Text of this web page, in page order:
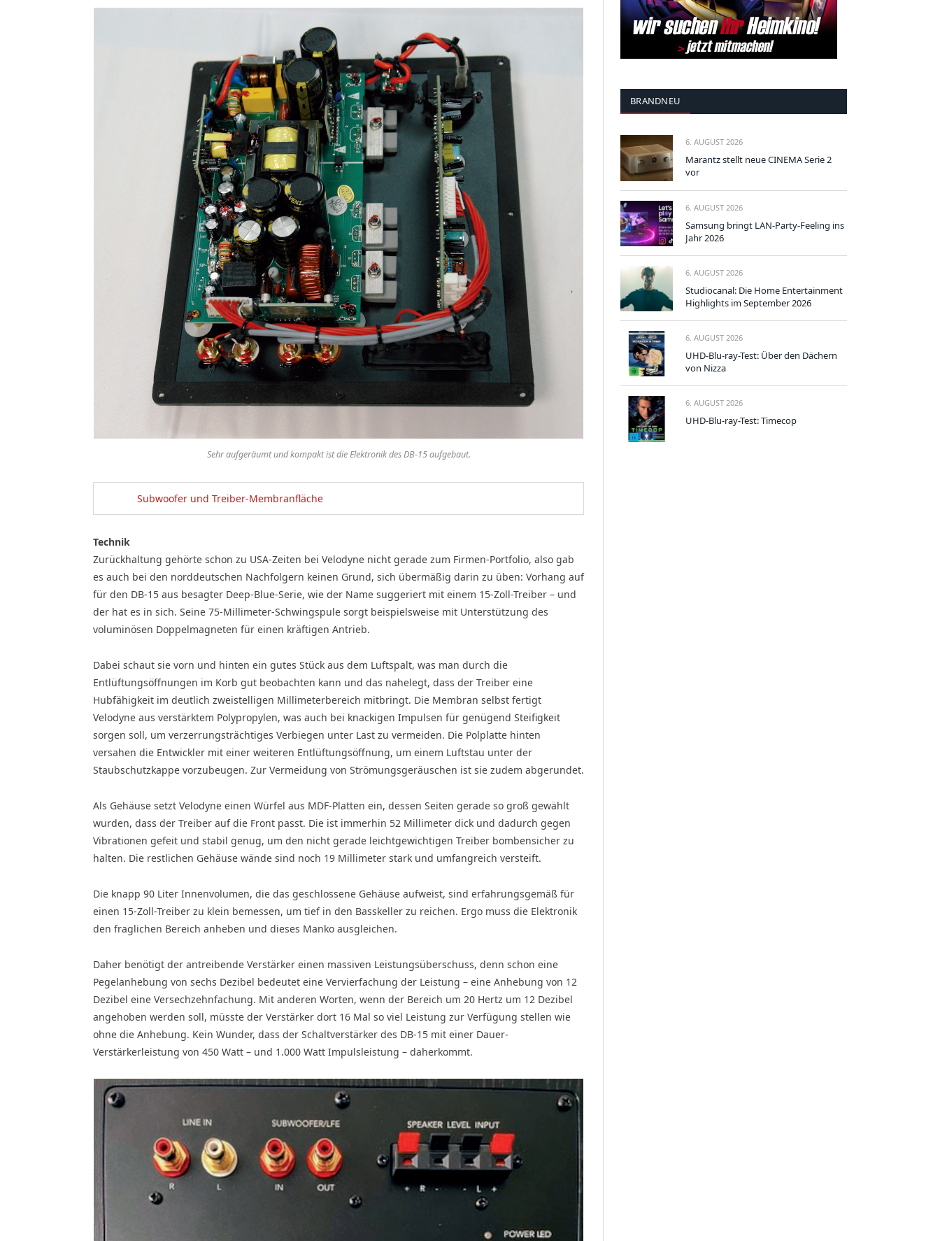
Sehr aufgeräumt und kompakt ist die Elektronik des DB-15 aufgebaut.
Subwoofer und Treiber-Membranfläche
Technik
Zurückhaltung gehörte schon zu USA-Zeiten bei Velodyne nicht gerade zum Firmen-Portfolio, also gab
es auch bei den norddeutschen Nachfolgern keinen Grund, sich übermäßig darin zu üben: Vorhang auf
für den DB-15 aus besagter Deep-Blue-Serie, wie der Name suggeriert mit einem 15-Zoll-Treiber – und
der hat es in sich. Seine 75-Millimeter-Schwingspule sorgt beispielsweise mit Unterstützung des
voluminösen Doppelmagneten für einen kräftigen Antrieb.
Dabei schaut sie vorn und hinten ein gutes Stück aus dem Luftspalt, was man durch die
Entlüftungsöffnungen im Korb gut beobachten kann und das nahelegt, dass der Treiber eine
Hubfähigkeit im deutlich zweistelligen Millimeterbereich mitbringt. Die Membran selbst fertigt
Velodyne aus verstärktem Polypropylen, was auch bei knackigen Impulsen für genügend Steifigkeit
sorgen soll, um verzerrungsträchtiges Verbiegen unter Last zu vermeiden. Die Polplatte hinten
versahen die Entwickler mit einer weiteren Entlüftungsöffnung, um einem Luftstau unter der
Staubschutzkappe vorzubeugen. Zur Vermeidung von Strömungsgeräuschen ist sie zudem abgerundet.
Als Gehäuse setzt Velodyne einen Würfel aus MDF-Platten ein, dessen Seiten gerade so groß gewählt
wurden, dass der Treiber auf die Front passt. Die ist immerhin 52 Millimeter dick und dadurch gegen
Vibrationen gefeit und stabil genug, um den nicht gerade leichtgewichtigen Treiber bombensicher zu
halten. Die restlichen Gehäuse wände sind noch 19 Millimeter stark und umfangreich versteift.
Die knapp 90 Liter Innenvolumen, die das geschlossene Gehäuse aufweist, sind erfahrungsgemäß für
einen 15-Zoll-Treiber zu klein bemessen, um tief in den Basskeller zu reichen. Ergo muss die Elektronik
den fraglichen Bereich anheben und dieses Manko ausgleichen.
Daher benötigt der antreibende Verstärker einen massiven Leistungsüberschuss, denn schon eine
Pegelanhebung von sechs Dezibel bedeutet eine Vervierfachung der Leistung – eine Anhebung von 12
Dezibel eine Versechzehnfachung. Mit anderen Worten, wenn der Bereich um 20 Hertz um 12 Dezibel
angehoben werden soll, müsste der Verstärker dort 16 Mal so viel Leistung zur Verfügung stellen wie
ohne die Anhebung. Kein Wunder, dass der Schaltverstärker des DB-15 mit einer Dauer-
Verstärkerleistung von 450 Watt – und 1.000 Watt Impulsleistung – daherkommt.
BRANDNEU
6. AUGUST 2026
Marantz stellt neue CINEMA Serie 2
vor
6. AUGUST 2026
Samsung bringt LAN-Party-Feeling ins
Jahr 2026
6. AUGUST 2026
Studiocanal: Die Home Entertainment
Highlights im September 2026
6. AUGUST 2026
UHD-Blu-ray-Test: Über den Dächern
von Nizza
6. AUGUST 2026
UHD-Blu-ray-Test: Timecop